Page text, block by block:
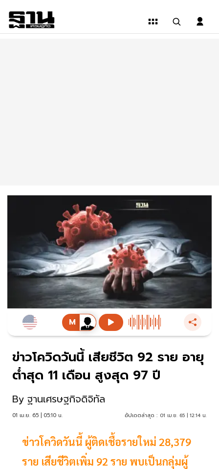
ข่าวโควิดวันนี้ เสียชีวิต 92 ราย อายุ
ต่ำสุด 11 เดือน สูงสุด 97 ปี
By ฐานเศรษฐกิจดิจิทัล
01 เม.ย. 65 | 05:10 น. อัปเดตล่าสุด : 01 เม.ย. 65 | 12:14 น.
ข่าวโควิดวันนี้ ผู้ติดเชื้อรายใหม่ 28,379
ราย เสียชีวิตเพิ่ม 92 ราย พบเป็นกลุ่มผู้